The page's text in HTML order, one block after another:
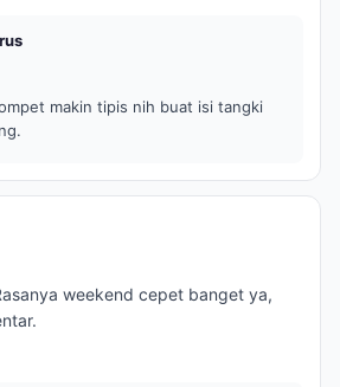
makin tipis nih buat isi tangki
weekend cepet banget ya,